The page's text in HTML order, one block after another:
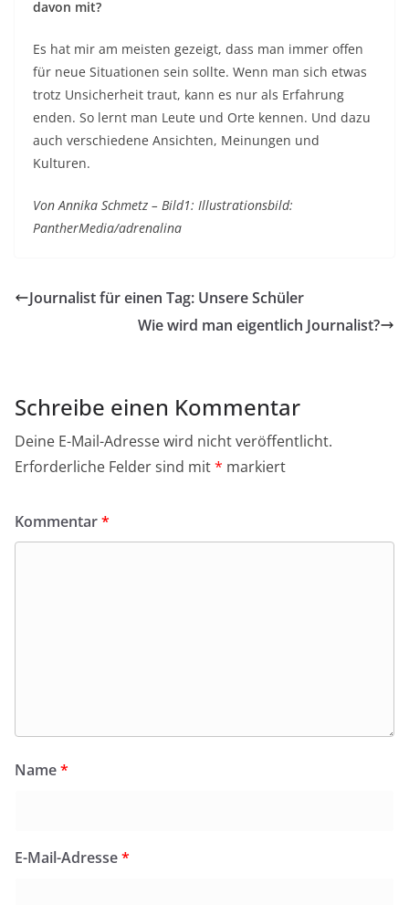
davon mit?
Es hat mir am meisten gezeigt, dass man immer offen
für neue Situationen sein sollte. Wenn man sich etwas
trotz Unsicherheit traut, kann es nur als Erfahrung
enden. So lernt man Leute und Orte kennen. Und dazu
auch verschiedene Ansichten, Meinungen und
Kulturen.
Von Annika Schmetz – Bild1: Illustrationsbild:
PantherMedia/adrenalina
Journalist für einen Tag: Unsere Schüler
Wie wird man eigentlich Journalist?
Schreibe einen Kommentar
Deine E-Mail-Adresse wird nicht veröffentlicht.
Erforderliche Felder sind mit* markiert
Kommentar*
Name*
E-Mail-Adresse*